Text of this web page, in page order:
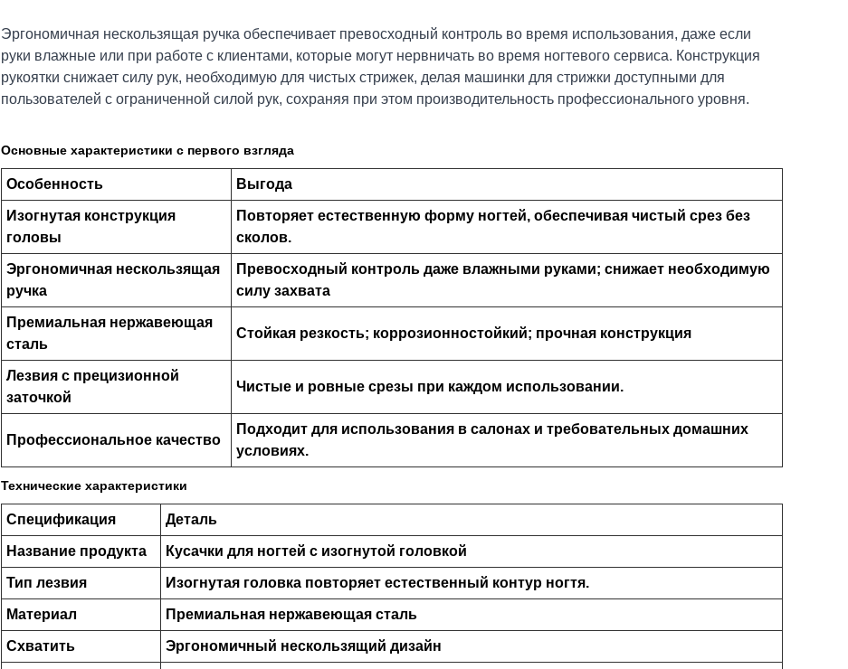
Эргономичная нескользящая ручка обеспечивает превосходный контроль во время использования, даже если
руки влажные или при работе с клиентами, которые могут нервничать во время ногтевого сервиса. Конструкция
рукоятки снижает силу рук, необходимую для чистых стрижек, делая машинки для стрижки доступными для
пользователей с ограниченной силой рук, сохраняя при этом производительность профессионального уровня.
Основные характеристики с первого взгляда
Особенность Выгода
Изогнутая конструкция
головы
Повторяет естественную форму ногтей, обеспечивая чистый срез без
сколов.
Эргономичная нескользящая
ручка
Превосходный контроль даже влажными руками; снижает необходимую
силу захвата
Премиальная нержавеющая
сталь
Стойкая резкость; коррозионностойкий; прочная конструкция
Лезвия с прецизионной
заточкой
Чистые и ровные срезы при каждом использовании.
Профессиональное качество
Подходит для использования в салонах и требовательных домашних
условиях.
Технические характеристики
Спецификация Деталь
Название продукта Кусачки для ногтей с изогнутой головкой
Тип лезвия Изогнутая головка повторяет естественный контур ногтя.
Материал Премиальная нержавеющая сталь
Схватить Эргономичный нескользящий дизайн